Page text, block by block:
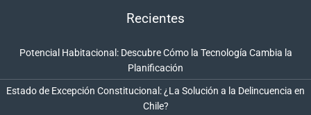
Recientes
Potencial Habitacional: Descubre Cómo la Tecnología Cambia la
Planificación
Estado de Excepción Constitucional: ¿La Solución a la Delincuencia en
Chile?